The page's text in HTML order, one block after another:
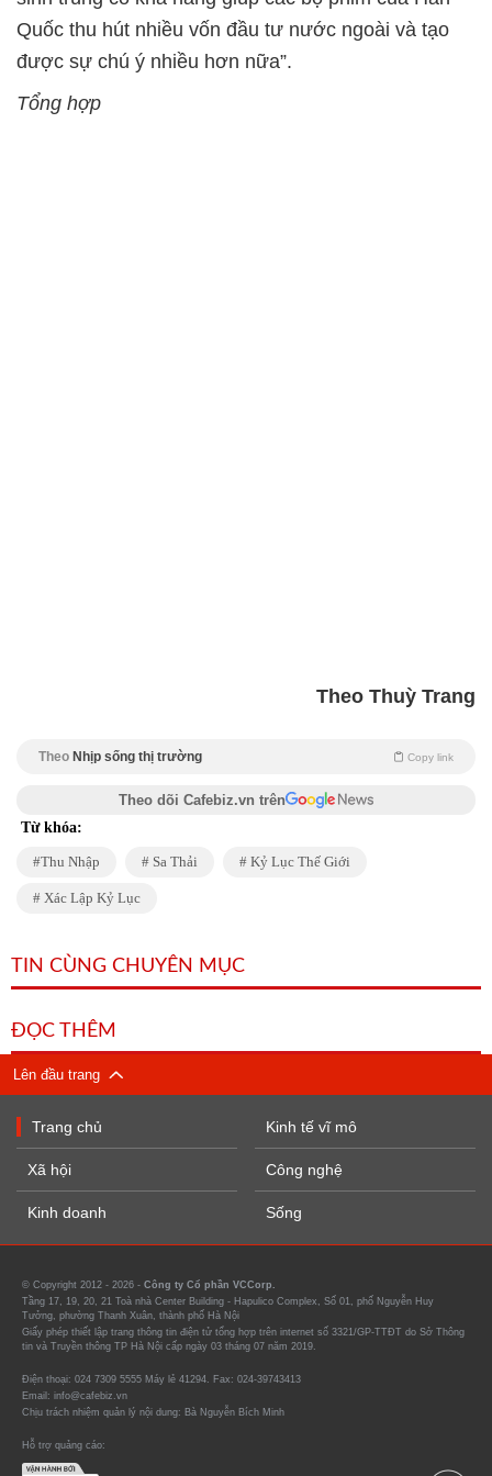
Quốc thu hút nhiều vốn đầu tư nước ngoài và tạo
được sự chú ý nhiều hơn nữa”.
Tổng hợp
Theo Thuỳ Trang
Theo Nhịp sống thị trường Copy link
Theo dõi Cafebiz.vn trên
Từ khóa:
Thu Nhập Sa Thải Kỷ Lục Thế Giới
Xác Lập Kỷ Lục
TIN CÙNG CHUYÊN MỤC
ĐỌC THÊM
Lên đầu trang
Trang chủ
Xã hội
Kinh doanh
Kinh tế vĩ mô
Công nghệ
Sống
© Copyright 2012 - 2026 - Công ty Cổ phần VCCorp.
Tầng 17, 19, 20, 21 Toà nhà Center Building - Hapulico Complex, Số 01, phố Nguyễn Huy
Tưởng, phường Thanh Xuân, thành phố Hà Nội
Giấy phép thiết lập trang thông tin điện tử tổng hợp trên internet số 3321/GP-TTĐT do Sở Thông
tin và Truyền thông TP Hà Nội cấp ngày 03 tháng 07 năm 2019.
Điện thoại: 024 7309 5555 Máy lẻ 41294. Fax: 024-39743413
Email: info@cafebiz.vn
Chịu trách nhiệm quản lý nội dung: Bà Nguyễn Bích Minh
Hỗ trợ quảng cáo: